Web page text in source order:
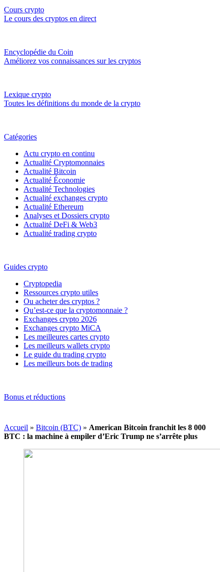
Cours crypto
Le cours des cryptos en direct
Encyclopédie du Coin
Améliorez vos connaissances sur les cryptos
Lexique crypto
Toutes les définitions du monde de la crypto
Catégories
Actu crypto en continu
Actualité Cryptomonnaies
Actualité Bitcoin
Actualité Économie
Actualité Technologies
Actualité exchanges crypto
Actualité Ethereum
Analyses et Dossiers crypto
Actualité DeFi & Web3
Actualité trading crypto
Guides crypto
Cryptopedia
Ressources crypto utiles
Ou acheter des cryptos ?
Qu’est-ce que la cryptomonnaie ?
Exchanges crypto 2026
Exchanges crypto MiCA
Les meilleures cartes crypto
Les meilleurs wallets crypto
Le guide du trading crypto
Les meilleurs bots de trading
Bonus et réductions
Accueil » Bitcoin (BTC) » American Bitcoin franchit les 8 000
BTC : la machine à empiler d’Eric Trump ne s’arrête plus